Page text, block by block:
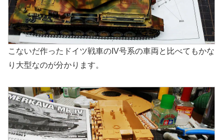
こないだ作ったドイツ戦車のIV号系の車両と比べてもかな
り大型なのが分かります。